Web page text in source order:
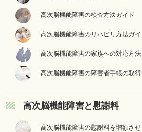
高次脳機能障害の検査方法ガイド
高次脳機能障害のリハビリ方法ガイ
高次脳機能障害の家族への対応方
高次脳機能障害の障害者手帳の取
高次脳機能障害と慰謝料
高次脳機能障害の慰謝料を増額させ